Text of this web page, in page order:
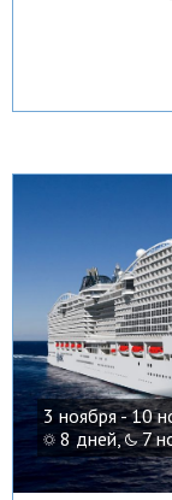
3 ноября - 10
8 дней, 7